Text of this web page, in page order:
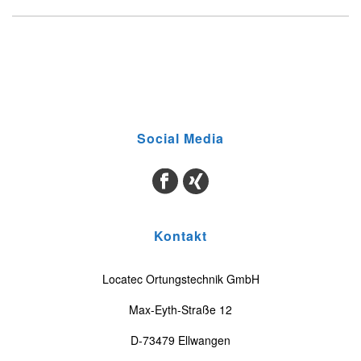
Social Media
Kontakt
Locatec Ortungstechnik GmbH
Max-Eyth-Straße 12
D-73479 Ellwangen